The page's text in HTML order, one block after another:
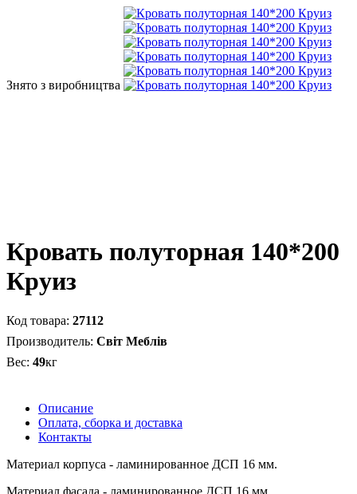
Знято з виробництва
Кровать полуторная 140*200
Круиз
27112
Світ Меблів
49кг
Описание
Оплата, сборка и доставка
Контакты
Материал корпуса - ламинированное ДСП 16 мм.
Материал фасада - ламинированное ДСП 16 мм.